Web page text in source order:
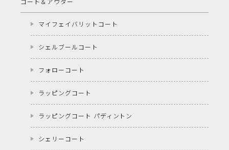
マイフェイバリットコート
シェルブールコート
フォローコート
ラッピングコート
ラッピングコート パディントン
シェリーコート